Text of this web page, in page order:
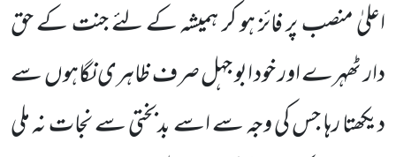
اعلیٰ منصب پر فائز ہو کر ہمیشہ کے لئے جنت کےحق
دار ٹھہرے اور خود ابو جہل صرف ظاہری نگاہوں سے
دیکھتا رہا جس کی وجہ سے اسے بدبختی سے نجات نہ ملی